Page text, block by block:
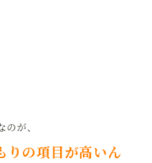
が、
りの項目が高いん